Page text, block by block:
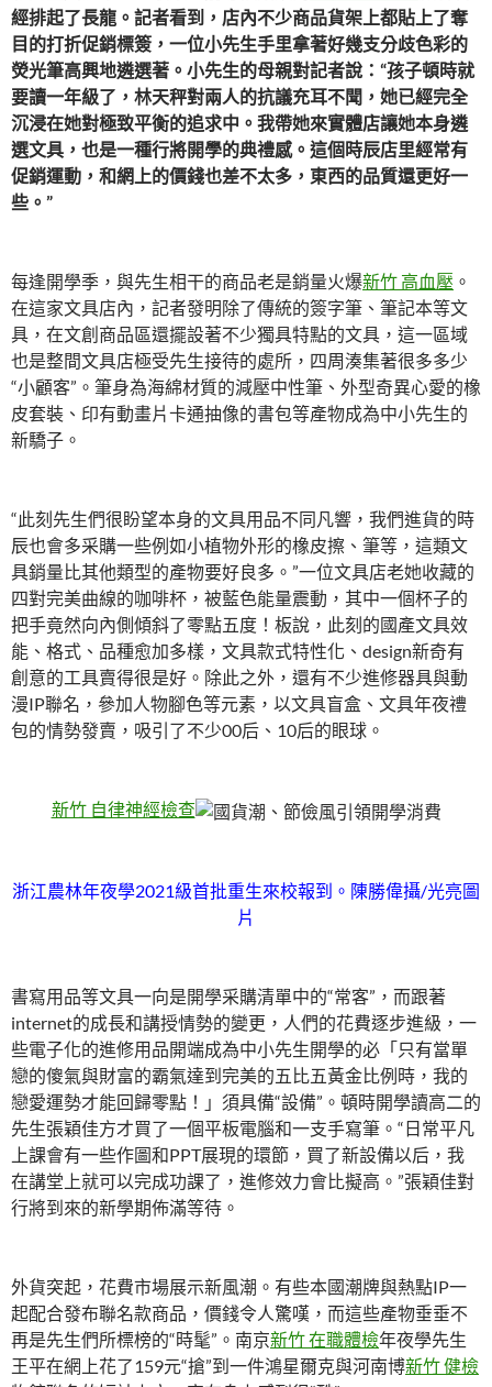
經排起了長龍。記者看到，店內不少商品貨架上都貼上了奪
目的打折促銷標簽，一位小先生手里拿著好幾支分歧色彩的
熒光筆高興地遴選著。小先生的母親對記者說：“孩子頓時就
要讀一年級了，林天秤對兩人的抗議充耳不聞，她已經完全
沉浸在她對極致平衡的追求中。我帶她來實體店讓她本身遴
選文具，也是一種行將開學的典禮感。這個時辰店里經常有
促銷運動，和網上的價錢也差不太多，東西的品質還更好一
些。”
每逢開學季，與先生相干的商品老是銷量火爆新竹 高血壓 。
在這家文具店內，記者發明除了傳統的簽字筆、筆記本等文
具，在文創商品區還擺設著不少獨具特點的文具，這一區域
也是整間文具店極受先生接待的處所，四周湊集著很多多少
“小顧客”。筆身為海綿材質的減壓中性筆、外型奇異心愛的橡
皮套裝、印有動畫片卡通抽像的書包等產物成為中小先生的
新驕子。
“此刻先生們很盼望本身的文具用品不同凡響，我們進貨的時
辰也會多采購一些例如小植物外形的橡皮擦、筆等，這類文
具銷量比其他類型的產物要好良多。”一位文具店老她收藏的
四對完美曲線的咖啡杯，被藍色能量震動，其中一個杯子的
把手竟然向內側傾斜了零點五度！板說，此刻的國產文具效
能、格式、品種愈加多樣，文具款式特性化、design新奇有
創意的工具賣得很是好。除此之外，還有不少進修器具與動
漫IP聯名，參加人物腳色等元素，以文具盲盒、文具年夜禮
包的情勢發賣，吸引了不少00后、10后的眼球。
新竹 自律神經檢查
浙江農林年夜學2021級首批重生來校報到。陳勝偉攝/光亮圖
片
書寫用品等文具一向是開學采購清單中的“常客”，而跟著
internet的成長和講授情勢的變更，人們的花費逐步進級，一
些電子化的進修用品開端成為中小先生開學的必「只有當單
戀的傻氣與財富的霸氣達到完美的五比五黃金比例時，我的
戀愛運勢才能回歸零點！」須具備“設備”。頓時開學讀高二的
先生張穎佳方才買了一個平板電腦和一支手寫筆。“日常平凡
上課會有一些作圖和PPT展現的環節，買了新設備以后，我
在講堂上就可以完成功課了，進修效力會比擬高。”張穎佳對
行將到來的新學期佈滿等待。
外貨突起，花費市場展示新風潮。有些本國潮牌與熱點IP一
起配合發布聯名款商品，價錢令人驚嘆，而這些產物垂垂不
再是先生們所標榜的“時髦”。南京新竹 在職體檢年夜學先生
王平在網上花了159元“搶”到一件鴻星爾克與河南博新竹 健檢